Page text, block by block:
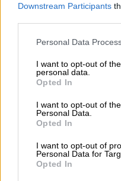
Downstream Participants
Personal Data
I want to opt-out of
personal data.
Opted In
I want to opt-out of
Personal Data.
Opted In
I want to opt-out of
Personal Data for
Opted In
de cumplir su
el CGPJ